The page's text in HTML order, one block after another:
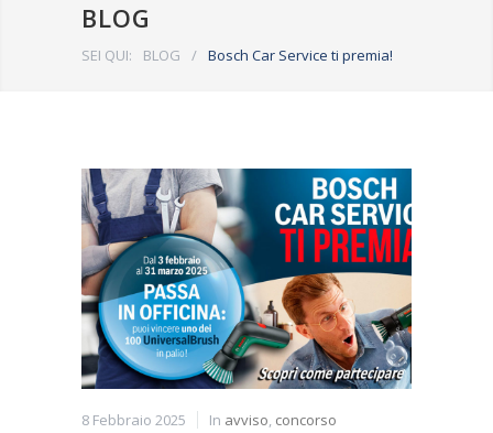
BLOG
SEI QUI: BLOG / Bosch Car Service ti premia!
8 Febbraio 2025 In avviso, concorso